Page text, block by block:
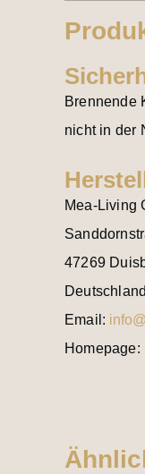
Brennende
nicht in der
Mea-Living
47269
Deutschland
Email:
Homepage: